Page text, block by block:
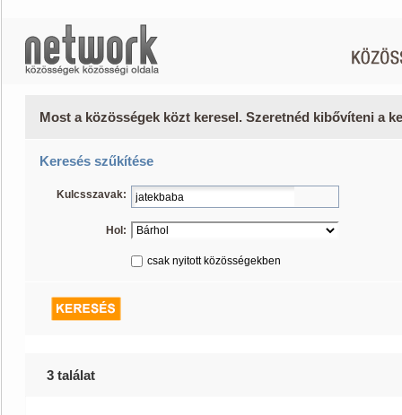
Most a közösségek közt keresel. Szeretnéd kibővíteni a
Keresés szűkítése
Kulcsszavak:
Hol:
csak nyitott közösségekben
3 találat